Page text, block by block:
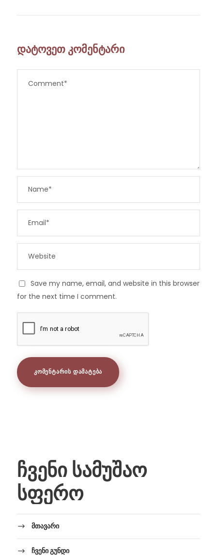
დატოვეთ კომენტარი
Save my name, email, and website in this browser
for the next time I comment.
ჩვენი სამუშაო
სფერო
მთავარი
ჩვენი გუნდი